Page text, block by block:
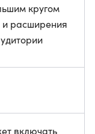
кругом
расширения
включать